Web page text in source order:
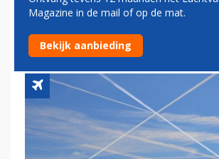
SCHRAP VOOR NIEUWE
FRANSE STAKING
Magazine in de mail of op de mat.
Bekijk aanbieding